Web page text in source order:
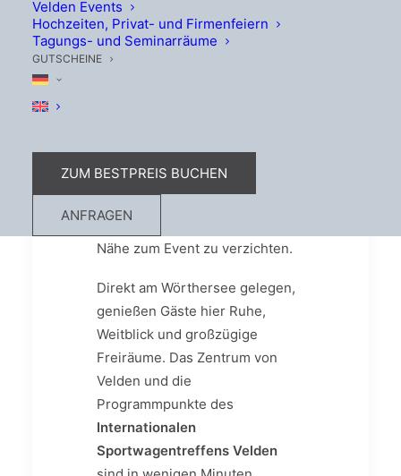
Velden Events
Hochzeiten, Privat- und Firmenfeiern
Tagungs- und Seminarräume
GUTSCHEINE
ZUM BESTPREIS BUCHEN
ANFRAGEN
Internationale
Sportwagentreffen Velden
entspannter Seelage verbinden
Europa ist Partnerhotel dieses
großartigen Ereignisses und
Abstand vom Trubel, ohne auf
Nähe zum Event zu verzichten.
Direkt am Wörthersee gelegen,
genießen Gäste hier Ruhe,
Weitblick und großzügige
Freiräume. Das Zentrum von
Velden und die
Programmpunkte des
Internationalen
Sportwagentreffens Velden